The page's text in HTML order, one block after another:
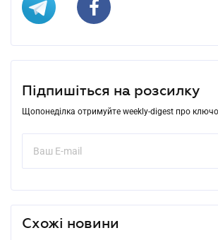
Підпишіться на розсилку
Щопонеділка отримуйте weekly-digest про
Схожі новини